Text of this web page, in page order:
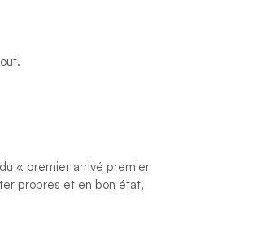
« premier arrivé premier
propres et en bon état,